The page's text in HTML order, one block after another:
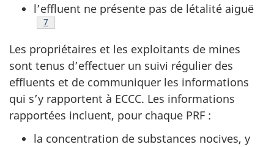
l’effluent ne présente pas de létalité aiguë
Note de bas de page
7
Les propriétaires et les exploitants de mines
sont tenus d’effectuer un suivi régulier des
effluents et de communiquer les informations
qui s’y rapportent à ECCC. Les informations
rapportées incluent, pour chaque PRF :
la concentration de substances nocives, y